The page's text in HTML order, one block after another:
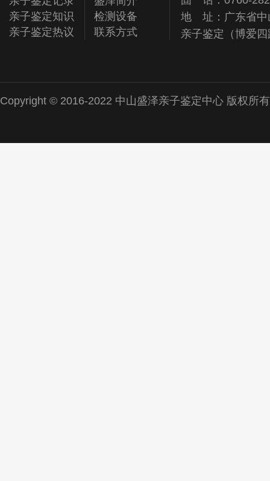
亲子鉴定知识
亲子鉴定热议
检测设备
联系方式
地 址：广东省中
亲子鉴定（博爱
Copyright © 2016-2022 中山盛泽亲子鉴定中心 版权所